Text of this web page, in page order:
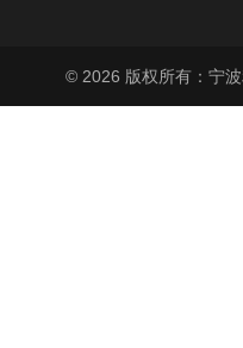
© 2026 版权所有：宁